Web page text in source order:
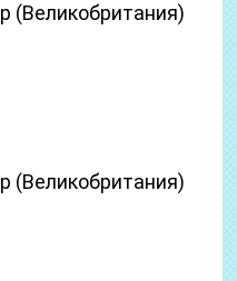
(Великобритания)
(Великобритания)